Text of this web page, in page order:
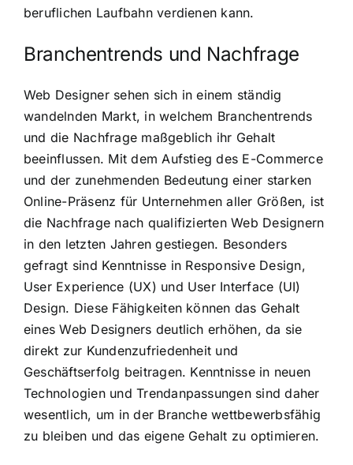
beruflichen Laufbahn verdienen kann.
Branchentrends und Nachfrage
Web Designer sehen sich in einem ständig
wandelnden Markt, in welchem Branchentrends
und die Nachfrage maßgeblich ihr Gehalt
beeinflussen. Mit dem Aufstieg des E-Commerce
und der zunehmenden Bedeutung einer starken
Online-Präsenz für Unternehmen aller Größen, ist
die Nachfrage nach qualifizierten Web Designern
in den letzten Jahren gestiegen. Besonders
gefragt sind Kenntnisse in Responsive Design,
User Experience (UX) und User Interface (UI)
Design. Diese Fähigkeiten können das Gehalt
eines Web Designers deutlich erhöhen, da sie
direkt zur Kundenzufriedenheit und
Geschäftserfolg beitragen. Kenntnisse in neuen
Technologien und Trendanpassungen sind daher
wesentlich, um in der Branche wettbewerbsfähig
zu bleiben und das eigene Gehalt zu optimieren.